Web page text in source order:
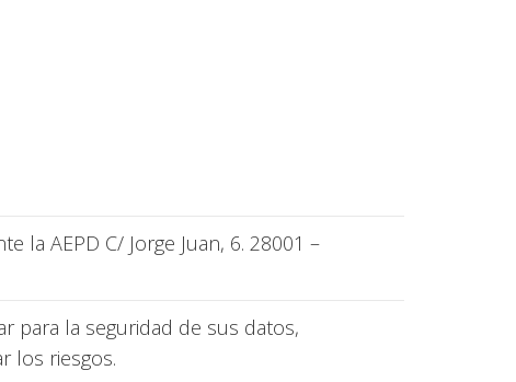
la AEPD C/ Jorge Juan, 6. 28001 –
para la seguridad de sus datos,
los riesgos.